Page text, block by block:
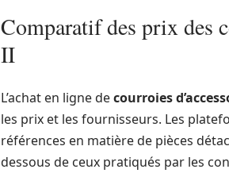
Comparatif des prix des
II
L’achat en ligne decourroies
les prix et les fournisseurs. Les
références en matière de pièces
dessous de ceux pratiqués par les